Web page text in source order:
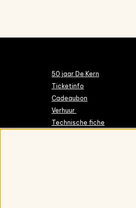
50 jaar De Kern
Ticketinfo
Cadeaubon
Verhuur
Technische fiche